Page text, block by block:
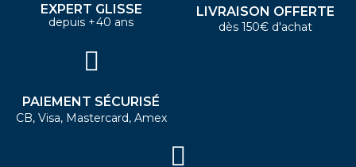
EXPERT GLISSE
depuis +40 ans
LIVRAISON OFFERTE
dès 150€ d'achat
PAIEMENT SÉCURISÉ
CB, Visa, Mastercard, Amex